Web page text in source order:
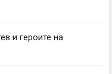
и героите на